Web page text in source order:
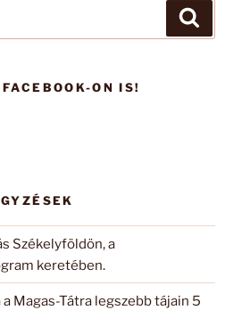
ON IS!
Székelyföldön, a
keretében.
Magas-Tátra legszebb tájain 5